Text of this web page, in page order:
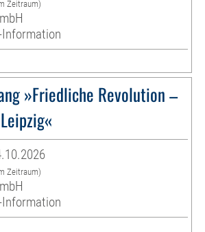
Zeitraum)
»Friedliche Revolution –
Zeitraum)